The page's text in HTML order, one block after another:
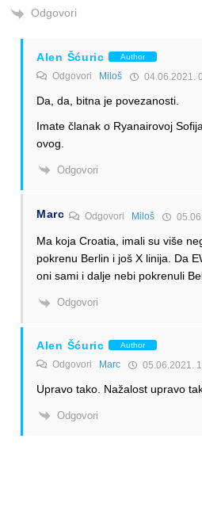
Odgovori
Alen Šćuric Author
Odgovori Miloš 04.06.2021.
Da, da, bitna je povezanosti.
Imate članak o Ryanairovoj
ovog.
Odgovori
Marc Odgovori Miloš
Ma koja Croatia, imali su više
pokrenu Berlin i još X linija. Da
oni sami i dalje nebi pokrenuli
Odgovori
Alen Šćuric Author
Odgovori Marc 05.06.2021.
Upravo tako. Nažalost upravo
Odgovori